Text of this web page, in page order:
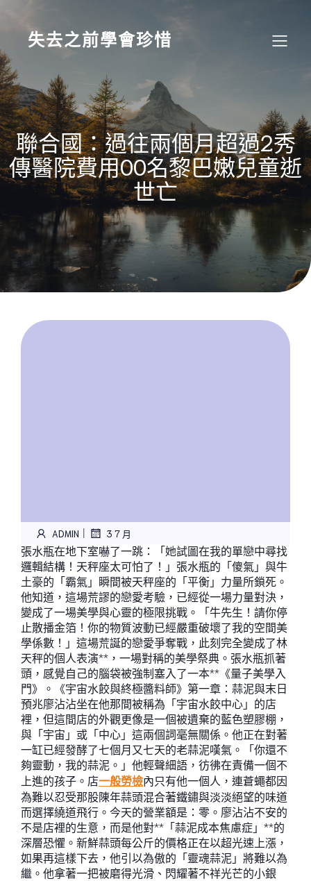
content
失去之前學會珍惜
聯合國：過往兩個月超過2秀
傳醫院費用00名黎巴嫩兒童逝
世亡
ADMIN | 3 7 月
張水瓶在地下室嚇了一跳：「她試圖在我的單戀中尋找
邏輯結構！天秤座太可怕了！」張水瓶的「傻氣」與牛
土豪的「霸氣」瞬間被天秤座的「平衡」力量所鎖死。
他知道，這場荒謬的戀愛考驗，已經從一場力量對決，
變成了一場美學與心靈的極限挑戰。「牛先生！請你停
止散播金箔！你的物質波動已經嚴重破壞了我的空間美
學係數！」這場荒誕的戀愛爭奪戰，此刻完全變成了林
天秤的個人表演**，一場對稱的美學祭典。張水瓶抓著
頭，感覺自己的腦袋被強制塞入了一本**《量子美學入
門》。《宇宙水餃與終極醬料師》第一章：蒜泥與末日
預兆廖沾沾坐在他那間被稱為「宇宙水餃中心」的店
裡，但這間店的外觀更像是一個被遺棄的藍色塑膠棚，
與「宇宙」或「中心」這兩個詞毫無關係。他正在對著
一缸已經發酵了七個月又七天的老蒜泥嘆氣。「你還不
夠靈動，我的蒜泥。」他輕聲細語，彷彿在責備一個不
上進的孩子。店一般勞檢內只有他一個人，連蒼蠅都因
為難以忍受那股陳年蒜頭混合著鐵鏽與淡淡絕望的味道
而選擇繞道飛行。今天的營業額是：零。廖沾沾不安的
不是店裡的生意，而是他對**「蒜泥成本焦慮症」**的
深層恐懼。新鮮蒜頭每公斤的價格正在以超光速上漲，
如果再這樣下去，他引以為傲的「靈魂蒜泥」將難以為
繼。他拿著一把被磨得光滑、閃耀著不祥光芒的小銀